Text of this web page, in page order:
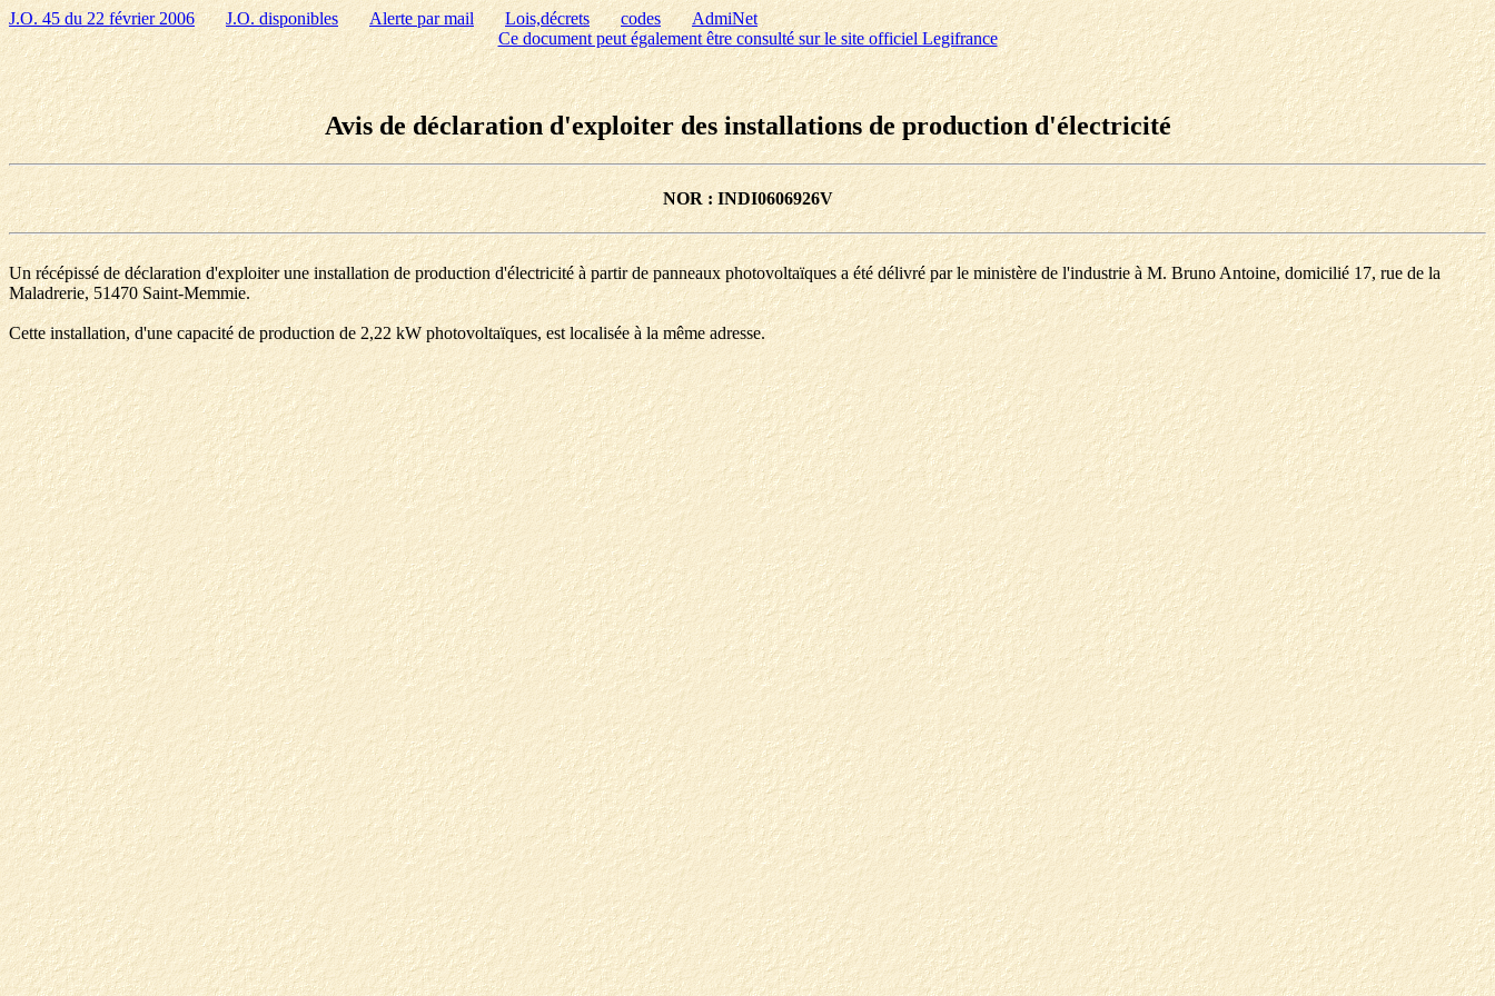
J.O. 45 du 22 février 2006 J.O. disponibles Alerte par mail Lois,décrets codes
AdmiNet
Ce document peut également être consulté sur le site officiel Legifrance
Avis de déclaration d'exploiter des installations de production d'électricité
NOR : INDI0606926V
Un récépissé de déclaration d'exploiter une installation de production d'électricité à partir de panneaux photovoltaïques a été délivré par le ministère de l'industrie à M. Bruno Antoine, domicilié 17, rue de la
Maladrerie, 51470 Saint-Memmie.
Cette installation, d'une capacité de production de 2,22 kW photovoltaïques, est localisée à la même adresse.